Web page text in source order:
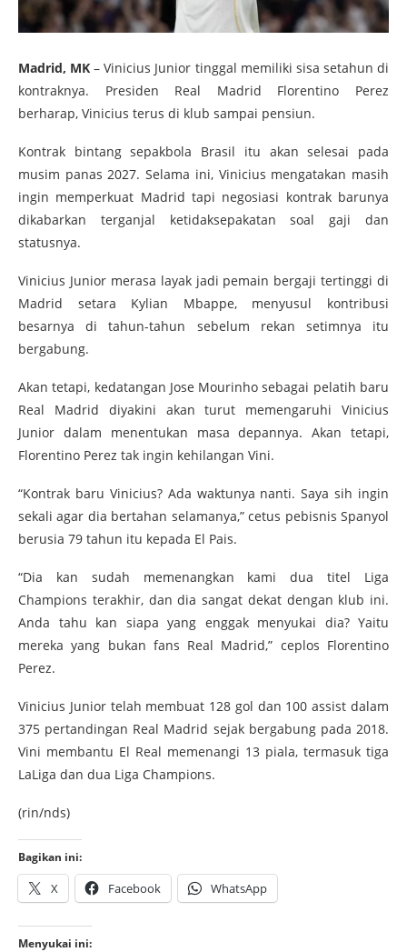
Madrid, MK – Vinicius Junior tinggal memiliki sisa setahun di
kontraknya. Presiden Real Madrid Florentino Perez
berharap, Vinicius terus di klub sampai pensiun.
Kontrak bintang sepakbola Brasil itu akan selesai pada
musim panas 2027. Selama ini, Vinicius mengatakan masih
ingin memperkuat Madrid tapi negosiasi kontrak barunya
dikabarkan terganjal ketidaksepakatan soal gaji dan
statusnya.
Vinicius Junior merasa layak jadi pemain bergaji tertinggi di
Madrid setara Kylian Mbappe, menyusul kontribusi
besarnya di tahun-tahun sebelum rekan setimnya itu
bergabung.
Akan tetapi, kedatangan Jose Mourinho sebagai pelatih baru
Real Madrid diyakini akan turut memengaruhi Vinicius
Junior dalam menentukan masa depannya. Akan tetapi,
Florentino Perez tak ingin kehilangan Vini.
“Kontrak baru Vinicius? Ada waktunya nanti. Saya sih ingin
sekali agar dia bertahan selamanya,” cetus pebisnis Spanyol
berusia 79 tahun itu kepada El Pais.
“Dia kan sudah memenangkan kami dua titel Liga
Champions terakhir, dan dia sangat dekat dengan klub ini.
Anda tahu kan siapa yang enggak menyukai dia? Yaitu
mereka yang bukan fans Real Madrid,” ceplos Florentino
Perez.
Vinicius Junior telah membuat 128 gol dan 100 assist dalam
375 pertandingan Real Madrid sejak bergabung pada 2018.
Vini membantu El Real memenangi 13 piala, termasuk tiga
LaLiga dan dua Liga Champions.
(rin/nds)
Bagikan ini:
X Facebook WhatsApp
Menyukai ini: